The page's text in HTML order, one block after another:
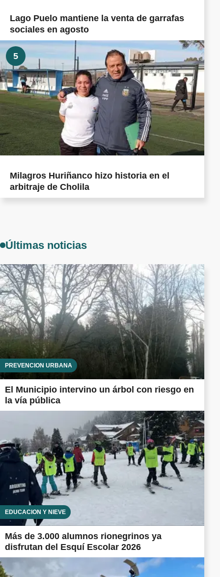
Lago Puelo mantiene la venta de garrafas
sociales en agosto
5
Milagros Huriñanco hizo historia en el
arbitraje de Cholila
Últimas noticias
PREVENCIÓN URBANA
El Municipio intervino un árbol con riesgo en
la vía pública
EDUCACIÓN Y NIEVE
Más de 3.000 alumnos rionegrinos ya
disfrutan del Esquí Escolar 2026